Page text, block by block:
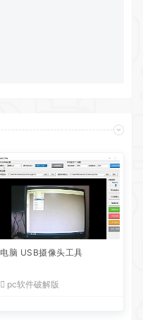
电脑 USB摄像头工具
pc软件破解版